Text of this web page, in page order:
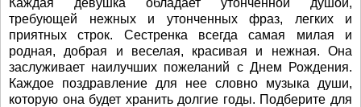
Каждая девушка обладает утонченной душой,
требующей нежных и утонченных фраз, легких и
приятных строк. Сестренка всегда самая милая и
родная, добрая и веселая, красивая и нежная. Она
заслуживает наилучших пожеланий с Днем Рождения.
Каждое поздравление для нее словно музыка души,
которую она будет хранить долгие годы. Подберите для